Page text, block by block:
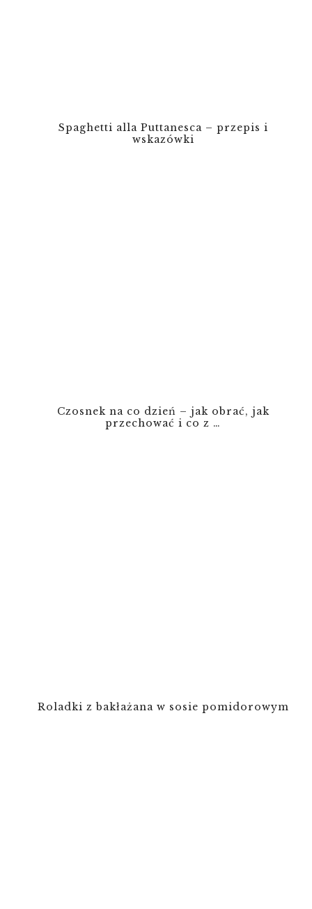
Spaghetti alla Puttanesca – przepis i
wskazówki
Czosnek na co dzień – jak obrać, jak
przechować i co z …
Roladki z bakłażana w sosie pomidorowym